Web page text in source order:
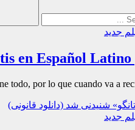
جدید
todo, por lo que cuando va a
جدید